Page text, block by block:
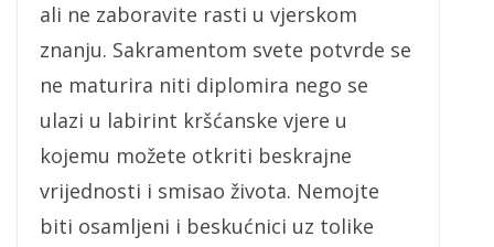
ali ne zaboravite rasti u vjerskom
znanju. Sakramentom svete potvrde se
ne maturira niti diplomira nego se
ulazi u labirint kršćanske vjere u
kojemu možete otkriti beskrajne
vrijednosti i smisao života. Nemojte
biti osamljeni i beskućnici uz tolike